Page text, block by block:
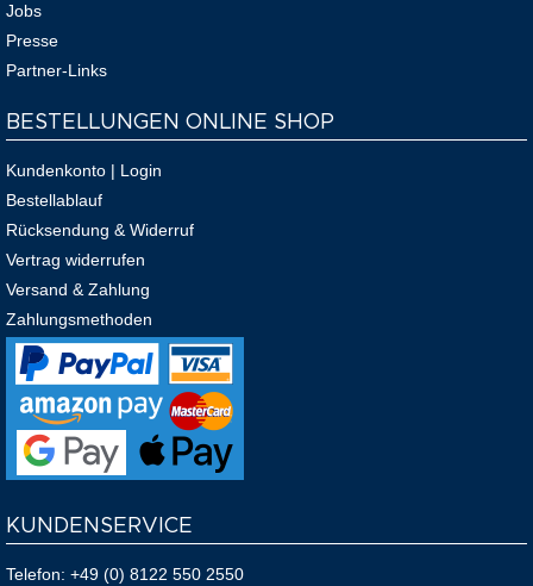
Jobs
Presse
Partner-Links
BESTELLUNGEN ONLINE SHOP
Kundenkonto | Login
Bestellablauf
Rücksendung & Widerruf
Vertrag widerrufen
Versand & Zahlung
Zahlungsmethoden
KUNDENSERVICE
Telefon: +49 (0) 8122 550 2550